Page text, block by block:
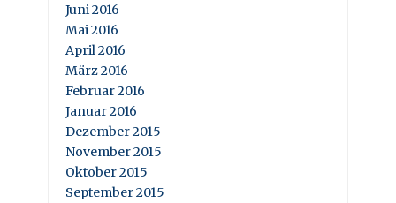
Juni 2016
Mai 2016
April 2016
März 2016
Februar 2016
Januar 2016
Dezember 2015
November 2015
Oktober 2015
September 2015